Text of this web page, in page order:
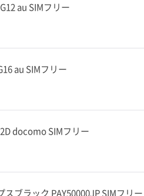
au SIMフリー
au SIMフリー
docomo SIMフリー
ブラック PAY50000JP SIMフリー